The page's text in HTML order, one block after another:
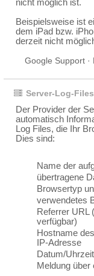
nicht möglich ist.
Beispielsweise ist
dem iPad bzw.
derzeit nicht
Google Support
Server-Log-Files
Der Provider der
automatisch
Log Files, die Ihr
Dies sind:
Name der
übertragene
Browsertyp
verwendetes
Referrer URL
verfügbar)
Hostname
IP-Adresse
Datum/
Meldung über